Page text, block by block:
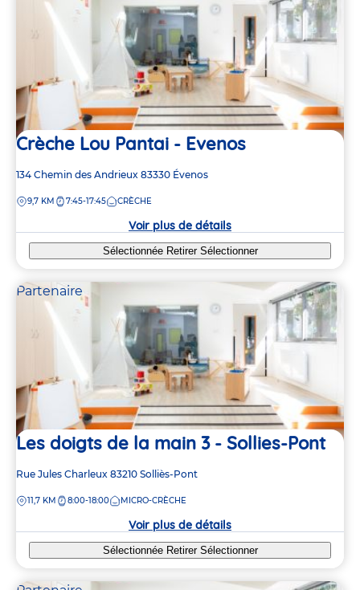
Crèche Lou Pantai - Evenos
Adresse
la
134 Chemin des Andrieux 83330 Évenos
DISTANCE
9,7 KM 7:45-17:45 CRÈCHE
Voir plus de détails
Sélectionnée Retirer Sélectionner
Partenaire
Les doigts de la main 3 - Sollies-Pont
Adresse
la
Rue Jules Charleux 83210 Solliès-Pont
DISTANCE
11,7 KM 8:00-18:00 MICRO-CRÈCHE
Voir plus de détails
Sélectionnée Retirer Sélectionner